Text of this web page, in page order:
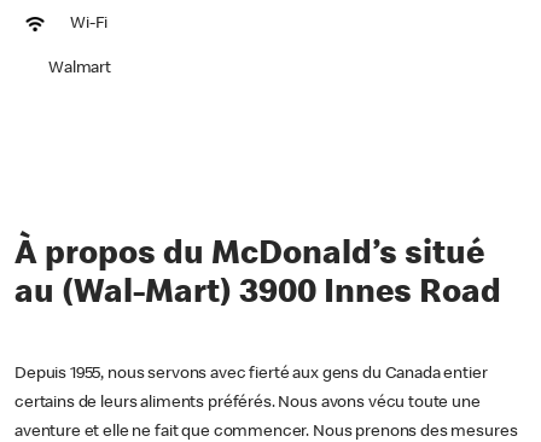
Wi-Fi
Walmart
À propos du McDonald’s situé
au (Wal-Mart) 3900 Innes Road
Depuis 1955, nous servons avec fierté aux gens du Canada entier
certains de leurs aliments préférés. Nous avons vécu toute une
aventure et elle ne fait que commencer. Nous prenons des mesures